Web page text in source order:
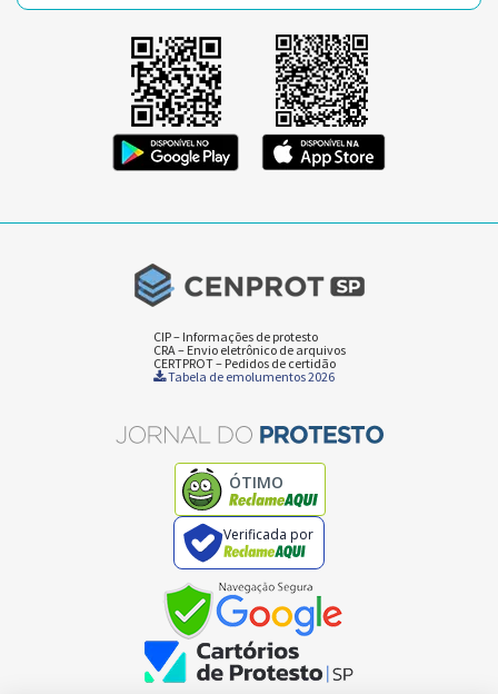
CIP – Informações de protesto
CRA – Envio eletrônico de arquivos
CERTPROT – Pedidos de certidão
Tabela de emolumentos 2026
ÓTIMO
Verificada por